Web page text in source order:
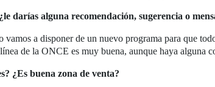
darías alguna recomendación, sugerencia o
vamos a disponer de un nuevo programa para que
de la ONCE es muy buena, aunque haya alguna
¿Es buena zona de venta?